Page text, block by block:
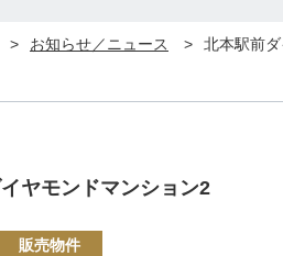
お知らせ／ニュース 北本駅前
ヤモンドマンション2
販売物件